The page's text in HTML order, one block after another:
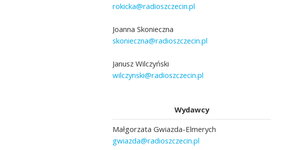
rokicka@radioszczecin.pl
Joanna Skonieczna
skonieczna@radioszczecin.pl
Janusz Wilczyński
wilczynski@radioszczecin.pl
Wydawcy
Małgorzata Gwiazda-Elmerych
gwiazda@radioszczecin.pl